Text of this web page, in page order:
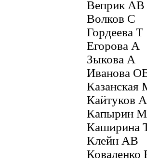
Веприк АВ
Волков С
Гордеева Т
Егорова А
Зыкова А
Иванова
Казанская
Кайтуков
Капырин М
Каширина
Клейн АВ
Коваленко